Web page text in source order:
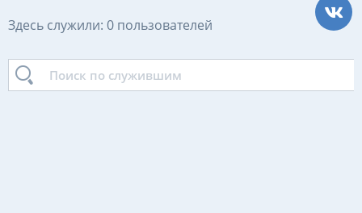
Здесь служили: 0 пользователей